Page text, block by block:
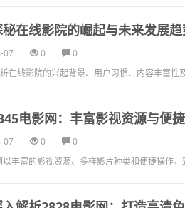
在线影院的崛起与未来发展
07 0
0
在线影院的兴起背景、用户习惯、内容丰富
电影网：丰富影视资源与便
07 0
0
丰富的影视资源、多样影片种类和便捷操作